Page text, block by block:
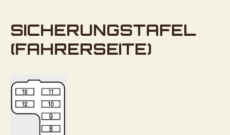
SICHERUNGSTAFEL
(FAHRERSEITE)